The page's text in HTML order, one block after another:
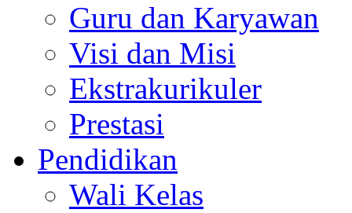
Guru dan Karyawan
Visi dan Misi
Ekstrakurikuler
Prestasi
Pendidikan
Wali Kelas